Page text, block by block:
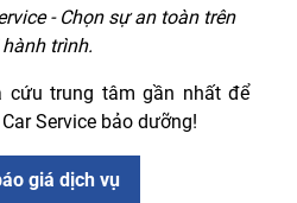
- Chọn sự an toàn trên
trình.
cứu trung tâm gần nhất để
Service bảo dưỡng!
giá dịch vụ